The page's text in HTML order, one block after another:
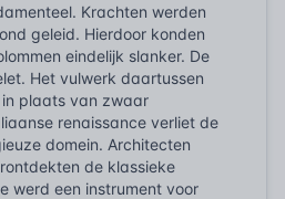
Krachten werden
geleid. Hierdoor konden
eindelijk slanker. De
Het vulwerk daartussen
plaats van zwaar
renaissance verliet de
domein. Architecten
de klassieke
werd een instrument voor